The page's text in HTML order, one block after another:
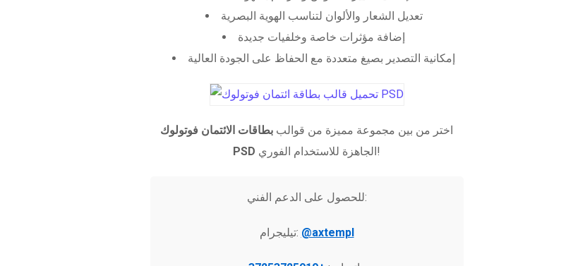
تعديل الشعار والألوان لتناسب الهوية البصرية
إضافة مؤثرات خاصة وخلفيات جديدة
إمكانية التصدير بصيغ متعددة مع الحفاظ على الجودة العالية
اختر من بين مجموعة مميزة من قوالب بطاقات الائتمان فوتولوك
PSD
الجاهزة للاستخدام الفوري!
للحصول على الدعم الفني:
تيليجرام: @axtempl